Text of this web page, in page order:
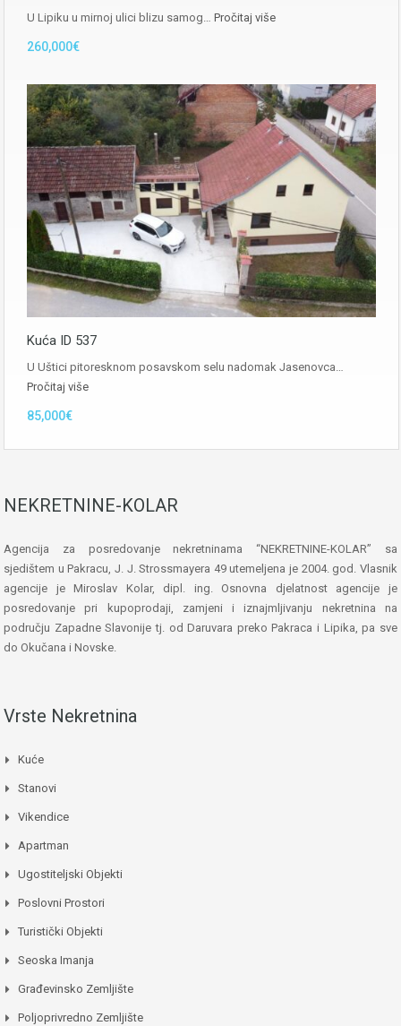
U Lipiku u mirnoj ulici blizu samog… Pročitaj više
260,000€
Kuća ID 537
U Uštici pitoresknom posavskom selu nadomak Jasenovca…
Pročitaj više
85,000€
NEKRETNINE-KOLAR
Agencija za posredovanje nekretninama “NEKRETNINE-KOLAR” sa
sjedištem u Pakracu, J. J. Strossmayera 49 utemeljena je 2004. god. Vlasnik
agencije je Miroslav Kolar, dipl. ing. Osnovna djelatnost agencije je
posredovanje pri kupoprodaji, zamjeni i iznajmljivanju nekretnina na
području Zapadne Slavonije tj. od Daruvara preko Pakraca i Lipika, pa sve
do Okučana i Novske.
Vrste Nekretnina
Kuće
Stanovi
Vikendice
Apartman
Ugostiteljski Objekti
Poslovni Prostori
Turistički Objekti
Seoska Imanja
Građevinsko Zemljište
Poljoprivredno Zemljište